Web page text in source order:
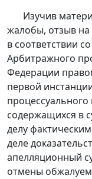
Изучив
жалобы, отзыв
в соответствии со
Арбитражного
Федерации
первой
содержащихся в
делу
деле
апелляционный
отмены